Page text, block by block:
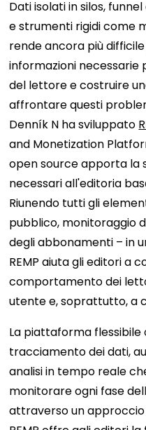
Dati isolati in silos,
e strumenti rigidi come
rende ancora più
informazioni necessarie
del lettore e costruire
affrontare questi
Denník N ha sviluppato
and Monetization
open source apporta la
necessari all'editoria
Riunendo tutti gli
pubblico, monitoraggio
degli abbonamenti – in
REMP aiuta gli editori a
comportamento dei
utente e, soprattutto, a
La piattaforma
tracciamento dei dati,
analisi in tempo reale
monitorare ogni fase
attraverso un